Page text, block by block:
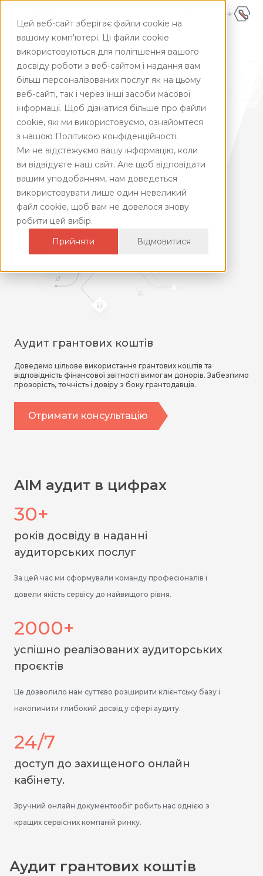
Цей веб-сайт зберігає файли cookie на
вашому комп'ютері. Ці файли cookie
використовуються для поліпшення вашого
досвіду роботи з веб-сайтом і надання вам
більш персоналізованих послуг як на цьому
веб-сайті, так і через інші засоби масової
інформації. Щоб дізнатися більше про файли
cookie, які ми використовуємо, ознайомтеся
з нашою Політикою конфіденційності.
Ми не відстежуємо вашу інформацію, коли
ви відвідуєте наш сайт. Але щоб відповідати
вашим уподобанням, нам доведеться
використовувати лише один невеликий
файл cookie, щоб вам не довелося знову
робити цей вибір.
Прийняти
Відмовитися
UA
ENG
Головна / Фінансово-консультаційні послуги / Грантовий
аудит
Аудит звітності за
грантовими
проєктами
Аудит грантових коштів
Доведемо цільове використання грантових коштів та
відповідність фінансової звітності вимогам донорів. Забезпимо
прозорість, точність і довіру з боку грантодавців.
Отримати консультацію
AIM аудит в цифрах
30+
років досвіду в наданні
аудиторських послуг
За цей час ми сформували команду професіоналів і
довели якість сервісу до найвищого рівня.
2000+
успішно реалізованих аудиторських
проєктів
Це дозволило нам суттєво розширити клієнтську базу і
накопичити глибокий досвід у сфері аудиту.
24/7
доступ до захищеного онлайн
кабінету.
Зручний онлайн документообіг робить нас однією з
кращих сервісних компаній ринку.
Аудит грантових коштів